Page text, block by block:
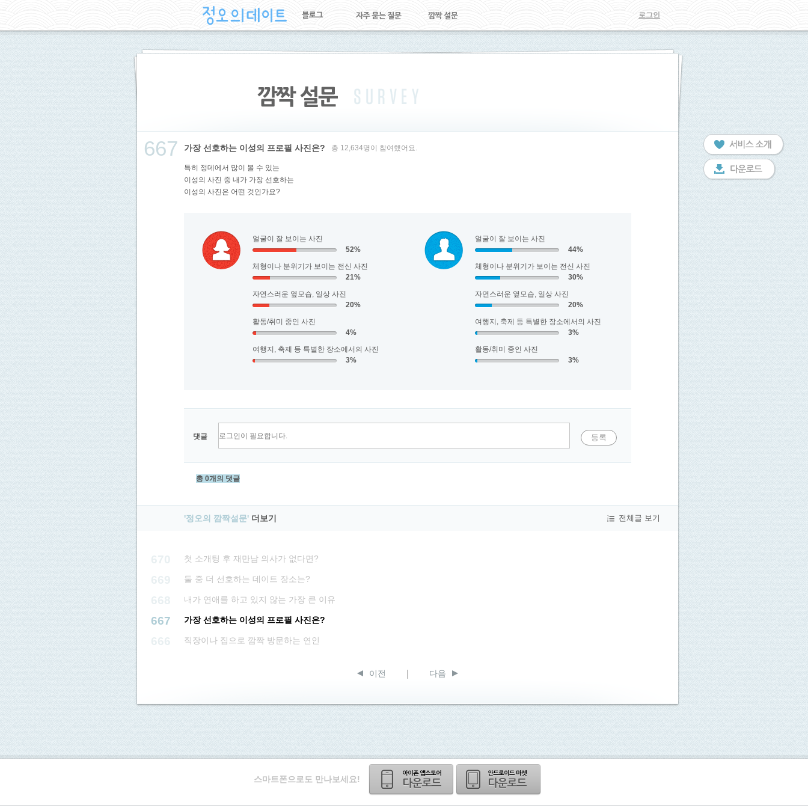
로그인
667 가장 선호하는 이성의 프로필 사진은? 총 12,634명이 참여했어요.
특히 정데에서 많이 볼 수 있는
이성의 사진 중 내가 가장 선호하는
이성의 사진은 어떤 것인가요?
얼굴이 잘 보이는 사진
52%
체형이나 분위기가 보이는 전신 사진
21%
자연스러운 옆모습, 일상 사진
20%
활동/취미 중인 사진
4%
여행지, 축제 등 특별한 장소에서의 사진
3%
얼굴이 잘 보이는 사진
44%
체형이나 분위기가 보이는 전신 사진
30%
자연스러운 옆모습, 일상 사진
20%
여행지, 축제 등 특별한 장소에서의 사진
3%
활동/취미 중인 사진
3%
댓글 등록
총 0개의 댓글
'정오의 깜짝설문' 더보기 전체글 보기
첫 소개팅 후 재만남 의사가 없다면?
둘 중 더 선호하는 데이트 장소는?
내가 연애를 하고 있지 않는 가장 큰 이유
667 가장 선호하는 이성의 프로필 사진은?
직장이나 집으로 깜짝 방문하는 연인
이전 다음
스마트폰으로도 만나보세요!